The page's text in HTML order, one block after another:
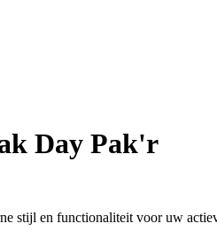
Day Pak'r
stijl en functionaliteit voor uw